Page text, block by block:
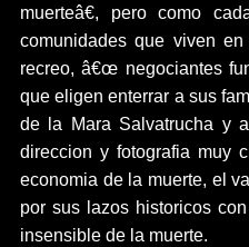
muerteâ€, pero como
comunidades que viven
recreo, â€œ negociantes
que eligen enterrar a sus
de la Mara Salvatrucha y
direccion y fotografia muy
economia de la muerte, el
por sus lazos historicos
insensible de la muerte.